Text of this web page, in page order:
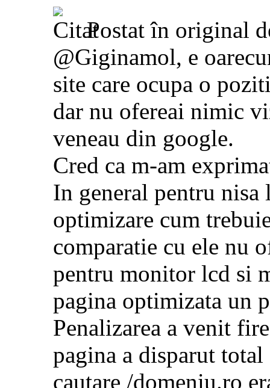
Postat în original
@Giginamol, e
site care ocupa o
dar nu ofereai nimic
veneau din google.
Cred ca m-am
In general pentru nisa
optimizare cum
comparatie cu ele nu
pentru monitor lcd si
pagina optimizata un
Penalizarea a venit
pagina a disparut
cautare /domeniu.ro